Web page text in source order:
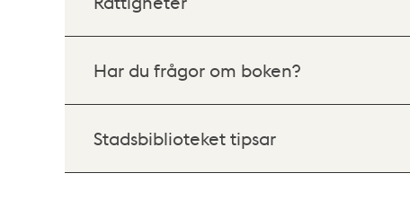
Har du frågor om boken?
Stadsbiblioteket tipsar